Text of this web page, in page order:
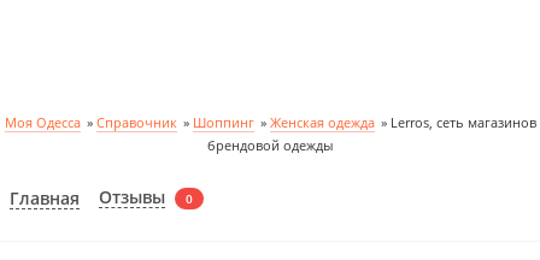
Моя Одесса » Справочник » Шоппинг » Женская одежда » Lerros, сеть магазинов
брендовой одежды
Главная Отзывы 0